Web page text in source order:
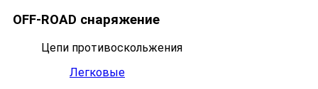
OFF-ROAD снаряжение
Цепи противоскольжения
Легковые